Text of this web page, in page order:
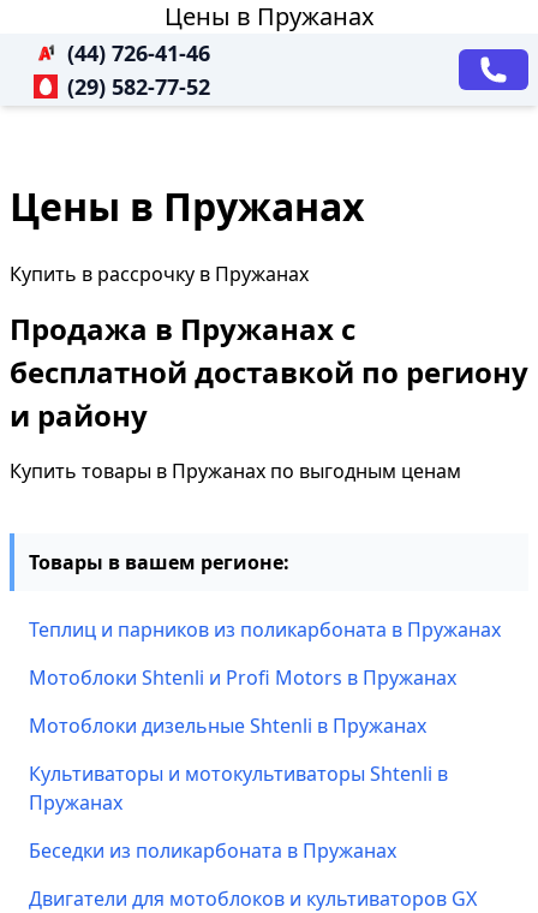
Цены в Пружанах
(44) 726-41-46
(29) 582-77-52
Цены в Пружанах
Купить в рассрочку в Пружанах
Продажа в Пружанах с
бесплатной доставкой по региону
и району
Купить товары в Пружанах по выгодным ценам
Товары в вашем регионе:
Теплиц и парников из поликарбоната в Пружанах
Мотоблоки Shtenli и Profi Motors в Пружанах
Мотоблоки дизельные Shtenli в Пружанах
Культиваторы и мотокультиваторы Shtenli в
Пружанах
Беседки из поликарбоната в Пружанах
Двигатели для мотоблоков и культиваторов GX